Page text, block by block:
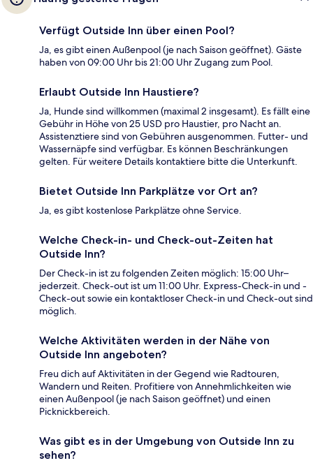
Verfügt Outside Inn über einen Pool?
Ja, es gibt einen Außenpool (je nach Saison geöffnet). Gäste
haben von 09:00 Uhr bis 21:00 Uhr Zugang zum Pool.
Erlaubt Outside Inn Haustiere?
Ja, Hunde sind willkommen (maximal 2 insgesamt). Es fällt eine
Gebühr in Höhe von 25 USD pro Haustier, pro Nacht an.
Assistenztiere sind von Gebühren ausgenommen. Futter- und
Wassernäpfe sind verfügbar. Es können Beschränkungen
gelten. Für weitere Details kontaktiere bitte die Unterkunft.
Bietet Outside Inn Parkplätze vor Ort an?
Ja, es gibt kostenlose Parkplätze ohne Service.
Welche Check-in- und Check-out-Zeiten hat
Outside Inn?
Der Check-in ist zu folgenden Zeiten möglich: 15:00 Uhr–
jederzeit. Check-out ist um 11:00 Uhr. Express-Check-in und -
Check-out sowie ein kontaktloser Check-in und Check-out sind
möglich.
Welche Aktivitäten werden in der Nähe von
Outside Inn angeboten?
Freu dich auf Aktivitäten in der Gegend wie Radtouren,
Wandern und Reiten. Profitiere von Annehmlichkeiten wie
einen Außenpool (je nach Saison geöffnet) und einen
Picknickbereich.
Was gibt es in der Umgebung von Outside Inn zu
sehen?